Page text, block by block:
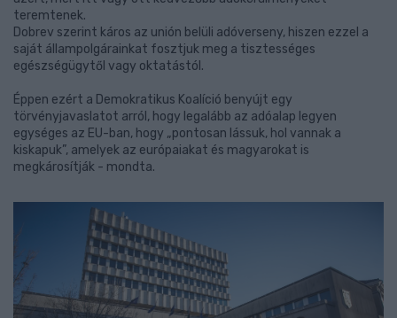
teremtenek.
Dobrev szerint káros az unión belüli adóverseny, hiszen ezzel a
saját állampolgárainkat fosztjuk meg a tisztességes
egészségügytől vagy oktatástól.
Éppen ezért a Demokratikus Koalíció benyújt egy
törvényjavaslatot arról, hogy legalább az adóalap legyen
egységes az EU-ban, hogy „pontosan lássuk, hol vannak a
kiskapuk”, amelyek az európaiakat és magyarokat is
megkárosítják - mondta.